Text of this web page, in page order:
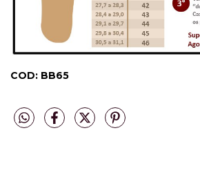
COD: BB65